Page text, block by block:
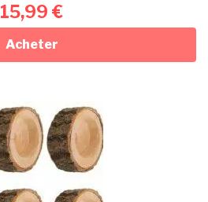
15,99 €
Acheter